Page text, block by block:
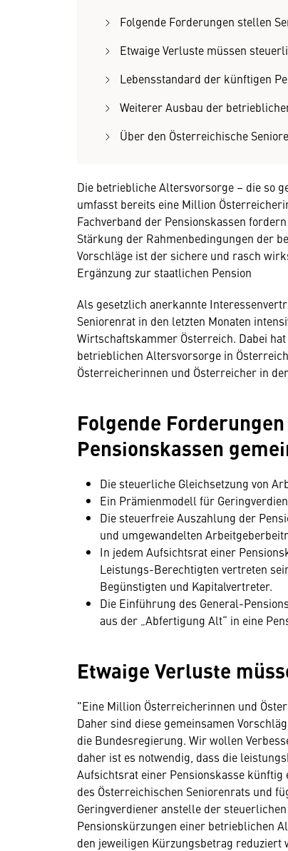
Folgende Forderungen stellen
Etwaige Verluste müssen
Lebensstandard der künftigen
Weiterer Ausbau der
Über den Österreichische
Die betriebliche Altersvorsorge – die so
umfasst bereits eine Million
Fachverband der Pensionskassen
Stärkung der Rahmenbedingungen der
Vorschläge ist der sichere und rasch
Ergänzung zur staatlichen Pension
Als gesetzlich anerkannte
Seniorenrat in den letzten Monaten
Wirtschaftskammer Österreich. Dabei
betrieblichen Altersvorsorge in
Österreicherinnen und Österreicher in
Folgende
Pensionskassen
Die steuerliche Gleichsetzung von
Ein Prämienmodell für
Die steuerfreie Auszahlung der
und umgewandelten
In jedem Aufsichtsrat einer
Leistungs-Berechtigten vertreten
Begünstigten und Kapitalvertreter.
Die Einführung des General-
aus der „Abfertigung Alt“ in eine
Etwaige Verluste
"Eine Million Österreicherinnen und
Daher sind diese gemeinsamen
die Bundesregierung. Wir wollen
daher ist es notwendig, dass die
Aufsichtsrat einer Pensionskasse
des Österreichischen Seniorenrats und
Geringverdiener anstelle der
Pensionskürzungen einer betrieblichen
den jeweiligen Kürzungsbetrag reduziert